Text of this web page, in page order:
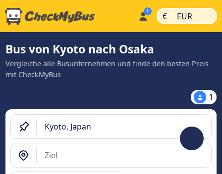
€ | EUR |
Bus von Kyoto nach Osaka
Vergleiche alle Busunternehmen und finde den besten Preis
mit CheckMyBus
1